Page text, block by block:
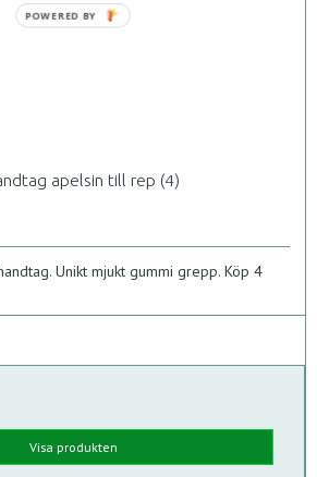
apelsin till rep (4)
Unikt mjukt gummi grepp. Köp 4
Visa produkten
POWERED BY